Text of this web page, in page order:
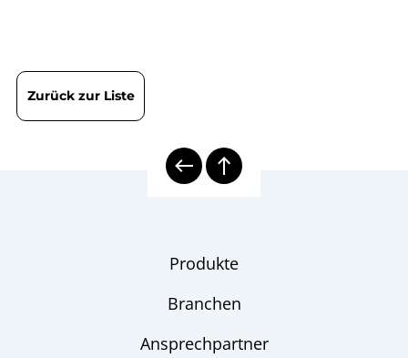
Zurück zur Liste
Produkte
Branchen
Ansprechpartner